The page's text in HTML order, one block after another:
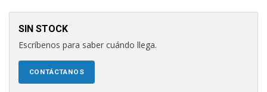
SIN STOCK
Escríbenos para saber cuándo llega.
CONTÁCTANOS